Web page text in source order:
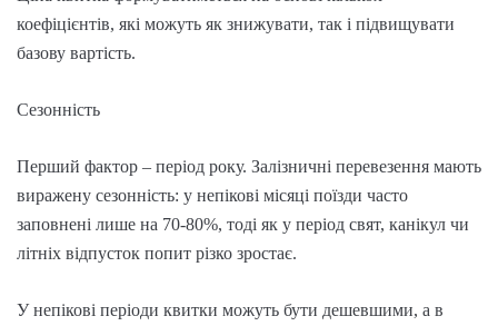
коефіцієнтів, які можуть як знижувати, так і підвищувати
базову вартість.
Сезонність
Перший фактор – період року. Залізничні перевезення мають
виражену сезонність: у непікові місяці поїзди часто
заповнені лише на 70-80%, тоді як у період свят, канікул чи
літніх відпусток попит різко зростає.
У непікові періоди квитки можуть бути дешевшими, а в